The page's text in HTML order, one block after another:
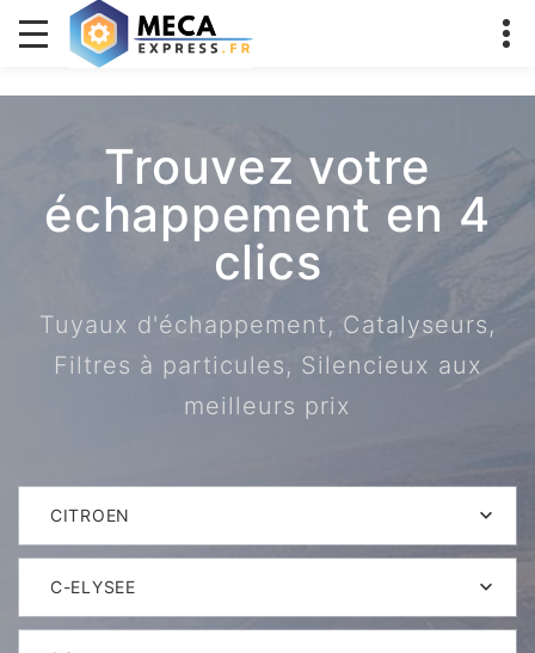
Trouvez votre
échappement en 4
clics
Tuyaux d'échappement, Catalyseurs,
Filtres à particules, Silencieux aux
meilleurs prix
CITROEN
C-ELYSEE